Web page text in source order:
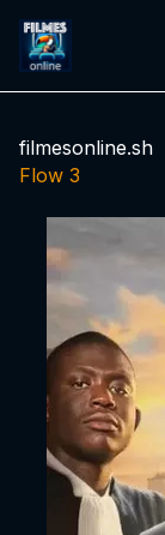
filmesonline.sh
Flow 3